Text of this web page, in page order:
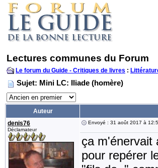
Lectures communes du Forum
Le forum du Guide - Critiques de livres :
Sujet: Mini LC: Iliade (homère)
Auteur
denis76
Déclamateur
Envoyé : 31 août 2017 à
ça m'énervait
pour repérer